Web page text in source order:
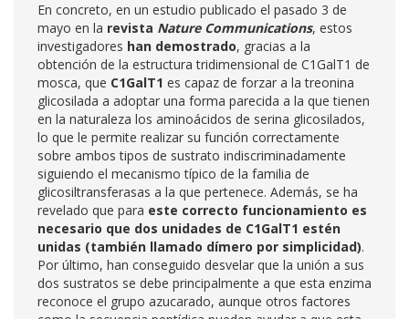
En concreto, en un estudio publicado el pasado 3 de
mayo en la revista Nature Communications, estos
investigadores han demostrado, gracias a la
obtención de la estructura tridimensional de C1GalT1 de
mosca, que C1GalT1 es capaz de forzar a la treonina
glicosilada a adoptar una forma parecida a la que tienen
en la naturaleza los aminoácidos de serina glicosilados,
lo que le permite realizar su función correctamente
sobre ambos tipos de sustrato indiscriminadamente
siguiendo el mecanismo típico de la familia de
glicosiltransferasas a la que pertenece. Además, se ha
revelado que para este correcto funcionamiento es
necesario que dos unidades de C1GalT1 estén
unidas (también llamado dímero por simplicidad).
Por último, han conseguido desvelar que la unión a sus
dos sustratos se debe principalmente a que esta enzima
reconoce el grupo azucarado, aunque otros factores